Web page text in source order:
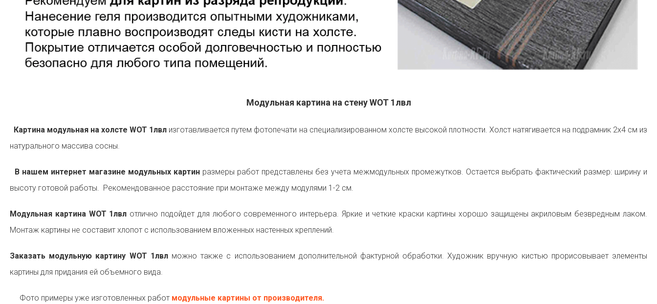
Модульная картина на стену WOT 1лвл
Картина модульная на холсте WOT 1лвл изготавливается путем фотопечати на специализированном холсте высокой плотности. Холст натягивается на подрамник 2х4 см из
натурального массива сосны.
В нашем интернет магазине модульных картин размеры работ представлены без учета межмодульных промежутков. Остается выбрать фактический размер: ширину и
высоту готовой работы. Рекомендованное расстояние при монтаже между модулями 1-2 см.
Модульная картина WOT 1лвл отлично подойдет для любого современного интерьера. Яркие и четкие краски картины хорошо защищены акриловым безвредным лаком.
Монтаж картины не составит хлопот с использованием вложенных настенных креплений.
Заказать модульную картину WOT 1лвлможно также с использованием дополнительной фактурной обработки. Художник вручную кистью прорисовывает элементы
картины для придания ей объемного вида.
Фото примеры уже изготовленных работ модульные картины от производителя.